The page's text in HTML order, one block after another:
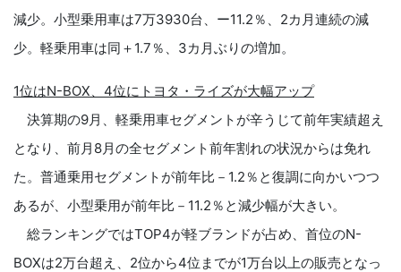
減少。小型乗用車は7万3930台、ー11.2％、2カ月連続の減
少。軽乗用車は同＋1.7％、3カ月ぶりの増加。
1位はN-BOX、4位にトヨタ・ライズが大幅アップ
決算期の9月、軽乗用車セグメントが辛うじて前年実績超え
となり、前月8月の全セグメント前年割れの状況からは免れ
た。普通乗用セグメントが前年比－1.2％と復調に向かいつつ
あるが、小型乗用が前年比－11.2％と減少幅が大きい。
総ランキングではTOP4が軽ブランドが占め、首位のN-
BOXは2万台超え、2位から4位までが1万台以上の販売となっ